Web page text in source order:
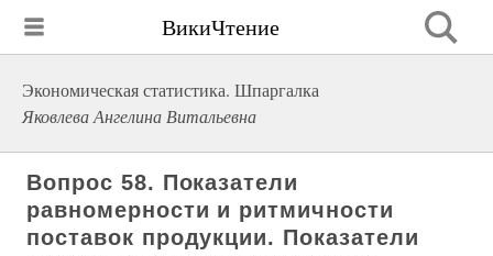
ВикиЧтение
Экономическая статистика. Шпаргалка
Яковлева Ангелина Витальевна
Вопрос 58. Показатели
равномерности и ритмичности
поставок продукции. Показатели